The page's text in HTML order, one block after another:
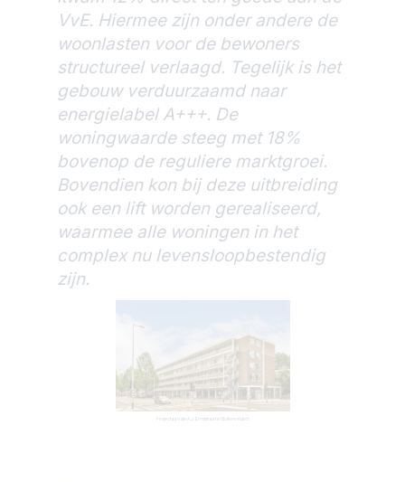
VvE. Hiermee zijn onder andere de
woonlasten voor de bewoners
structureel verlaagd. Tegelijk is het
gebouw verduurzaamd naar
energielabel A+++. De
woningwaarde steeg met 18%
bovenop de reguliere marktgroei.
Bovendien kon bij deze uitbreiding
ook een lift worden gerealiseerd,
waarmee alle woningen in het
complex nu levensloopbestendig
zijn.
Project aan de A.J. Ernststraat in Buitenveldert.